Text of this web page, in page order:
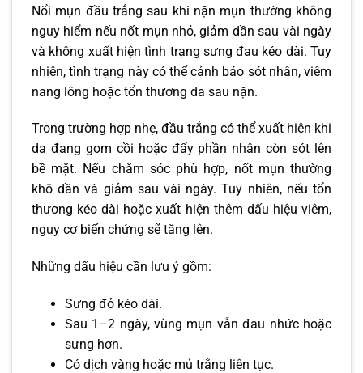
Nổi mụn đầu trắng sau khi nặn mụn thường không
nguy hiểm nếu nốt mụn nhỏ, giảm dần sau vài ngày
và không xuất hiện tình trạng sưng đau kéo dài. Tuy
nhiên, tình trạng này có thể cảnh báo sót nhân, viêm
nang lông hoặc tổn thương da sau nặn.
Trong trường hợp nhẹ, đầu trắng có thể xuất hiện khi
da đang gom cồi hoặc đẩy phần nhân còn sót lên
bề mặt. Nếu chăm sóc phù hợp, nốt mụn thường
khô dần và giảm sau vài ngày. Tuy nhiên, nếu tổn
thương kéo dài hoặc xuất hiện thêm dấu hiệu viêm,
nguy cơ biến chứng sẽ tăng lên.
Những dấu hiệu cần lưu ý gồm:
Sưng đỏ kéo dài.
Sau 1–2 ngày, vùng mụn vẫn đau nhức hoặc
sưng hơn.
Có dịch vàng hoặc mủ trắng liên tục.